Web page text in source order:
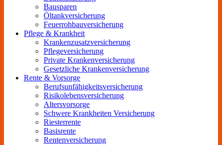
Bausparen
Öltankversicherung
Feuerrohbauversicherung
Pflege & Krankheit
Krankenzusatzversicherung
Pflegeversicherung
Private Krankenversicherung
Gesetzliche Krankenversicherung
Rente & Vorsorge
Berufs­unfähigkeitsversicherung
Risikolebensversicherung
Altersvorsorge
Schwere Krankheiten Versicherung
Riesterrente
Basisrente
Rentenversicherung